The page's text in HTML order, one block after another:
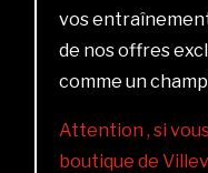
vos
de nos offres
comme un
Attention , si
boutique de